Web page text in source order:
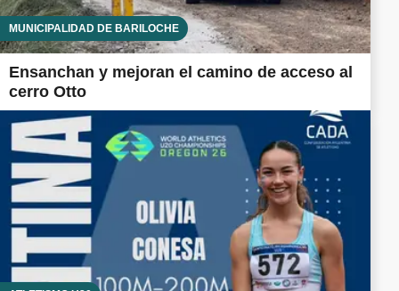
MUNICIPALIDAD DE BARILOCHE
Ensanchan y mejoran el camino de acceso al
cerro Otto